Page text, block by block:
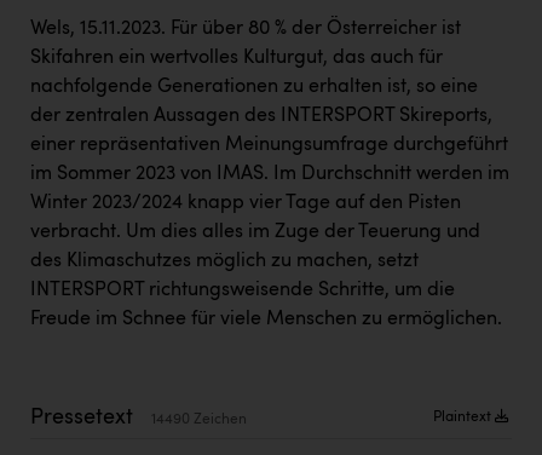
Jesolo
Jane Goodall Institute Austria
Kärcher
Karin Liedl
KEBA
KIWI Kinderwunsch Institut Dr. Loimer
KLIPP Frisör
Maximarkt
Wels, 15.11.2023. Für über 80 % der Österreicher ist
Skifahren ein wertvolles Kulturgut, das auch für
nachfolgende Generationen zu erhalten ist, so eine
der zentralen Aussagen des INTERSPORT Skireports,
einer repräsentativen Meinungsumfrage durchgeführt
im Sommer 2023 von IMAS. Im Durchschnitt werden im
Winter 2023/2024 knapp vier Tage auf den Pisten
verbracht. Um dies alles im Zuge der Teuerung und
des Klimaschutzes möglich zu machen, setzt
INTERSPORT richtungsweisende Schritte, um die
Freude im Schnee für viele Menschen zu ermöglichen.
Pressetext 14490 Zeichen Plaintext